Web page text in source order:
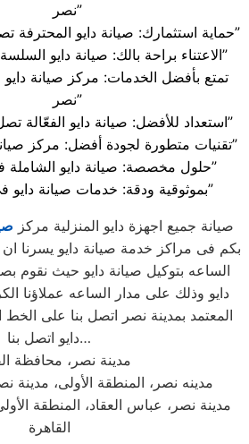
نصر”
“حماية استثمارك: صيانة دايو المحترفة تصل إلى مدينة نصر”
“الاعتناء براحة بالك: صيانة دايو السلسة في مدينة نصر”
نصر”
“استعداد للأفضل: صيانة دايو الفعّالة تصل إلى مدينة نصر”
“تقنيات متطورة لجودة أفضل: مركز صيانة دايو مدينة نصر”
“حلول مخصصة: صيانة دايو الشاملة في مدينة نصر”
“بموثوقية ودقة: خدمات صيانة دايو في مدينة نصر”
صيانة جميع اجهزة دايو المنزلية مركز
بكم فى مراكز خدمة صيانة دايو يسرنا
الساعه بتوكيل صيانة دايو حيث نقوم
دايو وذلك على مدار الساعه عملاؤنا
المعتمد بمدينة نصر اتصل بنا على
دايو اتصل بنا…
مدينة نصر، محافظة
مدينه نصر، المنطقة الأولى، مدينة
مدينة نصر، عباس العقاد، المنطقة
القاهرة